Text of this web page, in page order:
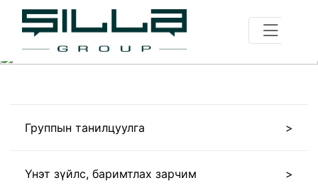
Группын танилцуулга
Үнэт зүйлс, баримтлах зарчим